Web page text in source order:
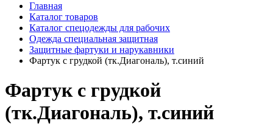
Главная
Каталог товаров
Каталог спецодежды для рабочих
Одежда специальная защитная
Защитные фартуки и нарукавники
Фартук с грудкой (тк.Диагональ), т.синий
Фартук с грудкой
(тк.Диагональ), т.синий